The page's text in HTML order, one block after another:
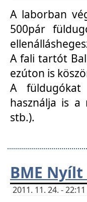
A laborban
500pár
A fali tartót
ezúton is
A füldugókat
használja is a
stb.).
BME
2011. 11. 24. -